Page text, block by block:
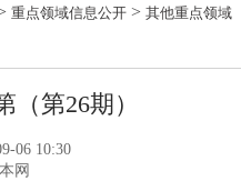
重点领域信息公开> 其他重点领域
第26期）
06 10:30
网